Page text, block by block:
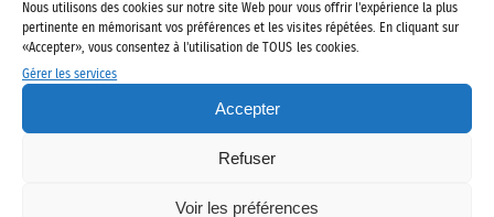
Nous utilisons des cookies sur notre site Web pour vous offrir l'expérience la plus
pertinente en mémorisant vos préférences et les visites répétées. En cliquant sur
«Accepter», vous consentez à l'utilisation de TOUS les cookies.
Gérer les services
Accepter
Refuser
Voir les préférences
Copyright © 2022 Alliance des mobilités
Mentions légales Politique de confidentialité Contact